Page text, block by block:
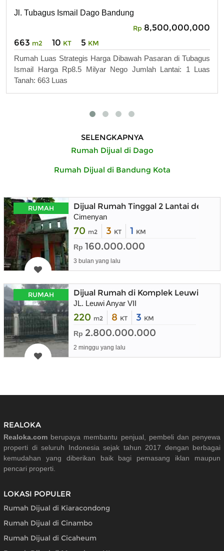
Jl. Tubagus Ismail Dago Bandung
Rp 8,500,000,000
663 m2 10 KT 5 KM
Rumah Luas Strategis Harga Dibawah Pasaran di Tubagus
Ismail Harga Rp8.5 Milyar Nego Jumlah Lantai: 1 Luas
Tanah: 663 Luas
SELENGKAPNYA
Rumah Dijual di Dago
Rumah Dijual di Bandung Kota
RUMAH Dijual Rumah Tinggal 2 Lantai
Cimenyan
70 m2 3 KT 1 KM
Rp 160.000.000
3 bulan yang lalu
RUMAH Dijual Rumah di Komplek Leuwi
JL. Leuwi Anyar VII
220 m2 8 KT 3 KM
Rp 2.800.000.000
2 minggu yang lalu
REALOKA
Realoka.com berupaya membantu penjual, pembeli dan penyewa
properti di seluruh Indonesia sejak tahun 2017 dengan berbagai
kemudahan yang diberikan baik bagi pemasang iklan maupun
pencari properti.
LOKASI POPULER
Rumah Dijual di Kiaracondong
Rumah Dijual di Cinambo
Rumah Dijual di Cicaheum